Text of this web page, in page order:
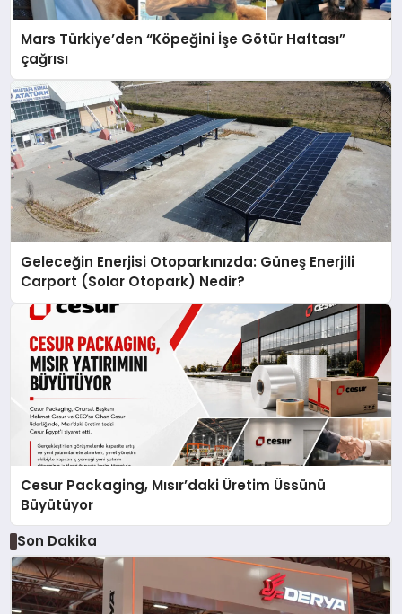
Mars Türkiye’den “Köpeğini İşe Götür Haftası”
çağrısı
Geleceğin Enerjisi Otoparkınızda: Güneş Enerjili
Carport (Solar Otopark) Nedir?
Cesur Packaging, Mısır’daki Üretim Üssünü
Büyütüyor
Son Dakika